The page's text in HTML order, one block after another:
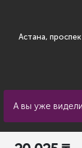
Астана,
А вы уже